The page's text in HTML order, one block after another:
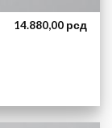
14.880,00 рсд